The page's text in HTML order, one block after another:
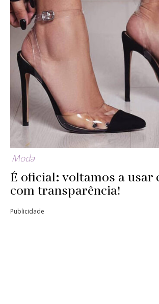
Moda
É oficial: voltamos a usar
com transparência!
Publicidade